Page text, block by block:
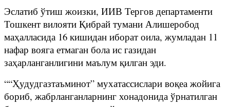
Эслатиб ўтиш жоизки, ИИВ Тергов департаменти
Тошкент вилояти Қибрай тумани Алишеробод
маҳалласида 16 кишидан иборат оила, жумладан 11
нафар вояга етмаган бола ис газидан
заҳарланганлигини маълум қилган эди.
““Ҳудудгазтаъминот” мухатассислари воқеа жойига
бориб, жабрланганларнинг хонадонида ўрнатилган